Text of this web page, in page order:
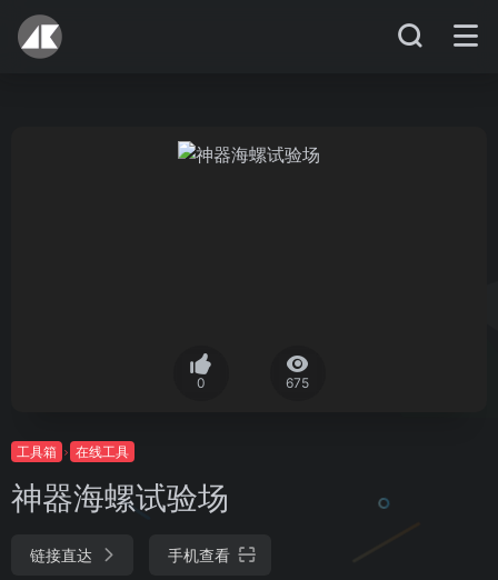
0 675
工具箱 在线工具
神器海螺试验场
链接直达 手机查看